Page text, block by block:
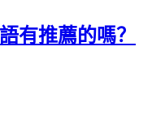
有推薦的嗎？